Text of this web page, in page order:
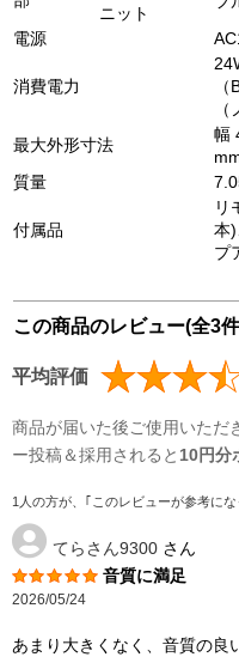
ニット
電源
消費電力
最大外形寸法
幅
質量
付属品
リ
本
プ
この商品のレビュー(全3
平均評価
商品が届いた後ご使用いただ
ー投稿＆採用されると 10円分
1人の方が、｢このレビューが参考にな
てらさん9300 さん
音質に満足
2026/05/24
あまり大きくなく、音質の良